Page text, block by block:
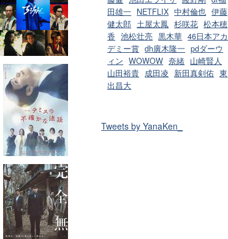
田雄一 NETFLIX 中村倫也 伊藤
健太郎 土屋太鳳 杉咲花 松本穂
香 池松壮亮 黒木華 46日本アカ
デミー賞 dh廣木隆一 pdダーウ
ィン WOWOW 奈緒 山崎賢人
山田裕貴 成田凌 新田真剣佑 東
出昌大
Tweets by YanaKen_